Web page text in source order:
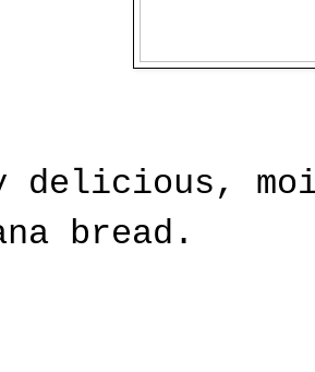
delicious,
bread.